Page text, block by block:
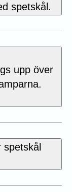
spetskål.
upp över
spetskål